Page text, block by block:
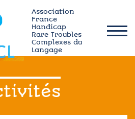
Association
France
Handicap
Rare Troubles
Complexes du
Langage